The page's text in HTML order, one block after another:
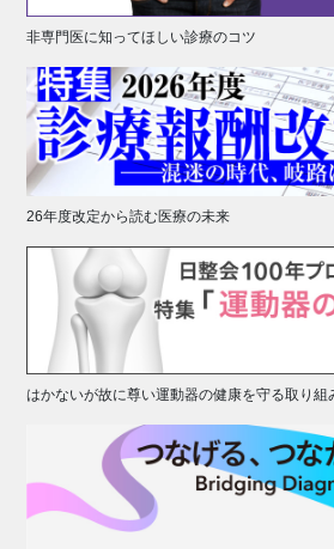
非専門医に知ってほしい診療のコツ
26年度改定から読む医療の未来
はかないが故に尊い運動器の健康を守る取り組